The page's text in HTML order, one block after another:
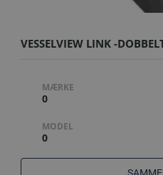
VESSELVIEW LINK -
MÆRKE
0
MODEL
0